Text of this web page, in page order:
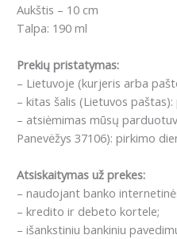
Aukštis – 10 cm
Talpa: 190 ml
Prekių pristatymas:
– Lietuvoje (kurjeris arba
– kitas šalis (Lietuvos paštas):
– atsiėmimas mūsų
Panevėžys 37106): pirkimo
Atsiskaitymas už prekes:
– naudojant banko
– kredito ir debeto kortele;
– išankstiniu bankiniu